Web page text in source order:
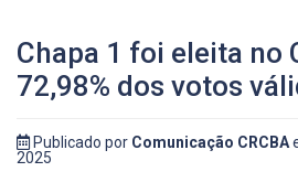
Chapa 1 foi eleita no
72,98% dos votos
Publicado por Comunicação CRCBA
2025